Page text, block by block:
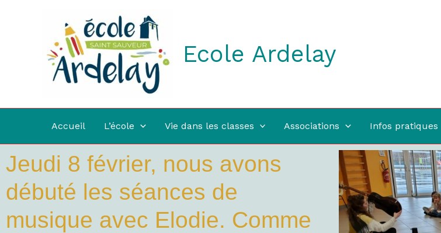
Ecole Ardelay
Accueil L’école Vie dans les classes Associations Infos pratiques
Jeudi 8 février, nous avons
débuté les séances de
musique avec Elodie. Comme